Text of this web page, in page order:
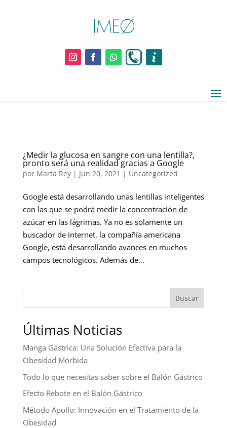
¿Medir la glucosa en sangre con una lentilla?,
pronto será una realidad gracias a Google
por Marta Rey| Jun 20, 2021 | Uncategorized
Google está desarrollando unas lentillas inteligentes
con las que se podrá medir la concentración de
azúcar en las lágrimas. Ya no es solamente un
buscador de internet, la compañía americana
Google, está desarrollando avances en muchos
campos tecnológicos. Además de...
Buscar
Últimas Noticias
Manga Gástrica: Una Solución Efectiva para la
Obesidad Mórbida
Todo lo que necesitas saber sobre el Balón Gástrico
Efecto Rebote en el Balón Gástrico
Método Apollo: Innovación en el Tratamiento de la
Obesidad